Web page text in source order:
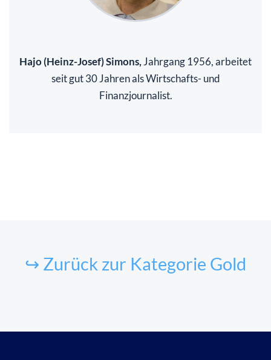
Hajo (Heinz-Josef) Simons, Jahrgang 1956, arbeitet
seit gut 30 Jahren als Wirtschafts- und
Finanzjournalist.
↪ Zurück zur Kategorie Gold